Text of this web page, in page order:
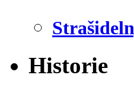
Historie